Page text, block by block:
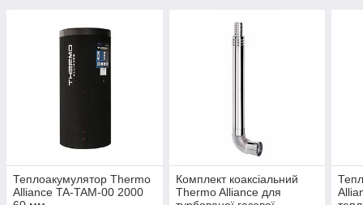
Теплоакумулятор Thermo
Alliance TA-TAM-00 2000
Комплект коаксіальний
Thermo Alliance для